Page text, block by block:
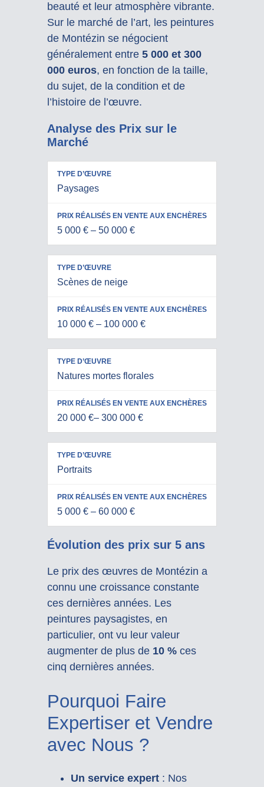
beauté et leur atmosphère vibrante.
Sur le marché de l’art, les peintures
de Montézin se négocient
généralement entre 5 000 et 300
000 euros, en fonction de la taille,
du sujet, de la condition et de
l’histoire de l’œuvre.
Analyse des Prix sur le
Marché
D’ŒUVRE
AUX
ENCHÈRES
Paysages
5 000 € – 50 000 €
Scènes de neige
10 000 € – 100 000 €
Natures mortes florales
20 000 €– 300 000 €
Portraits
5 000 € – 60 000 €
Évolution des prix sur 5 ans
Le prix des œuvres de Montézin a
connu une croissance constante
ces dernières années. Les
peintures paysagistes, en
particulier, ont vu leur valeur
augmenter de plus de 10 %ces
cinq dernières années.
Pourquoi Faire
Expertiser et Vendre
avec Nous ?
Un service expert: Nos